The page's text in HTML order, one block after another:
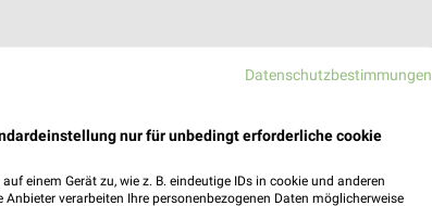
Ludwigsburg
Datenschutzbestimmungen
nur für unbedingt erforderliche cookie
einem Gerät zu, wie z. B. eindeutige IDs in cookie und anderen
verarbeiten Ihre personenbezogenen Daten möglicherweise